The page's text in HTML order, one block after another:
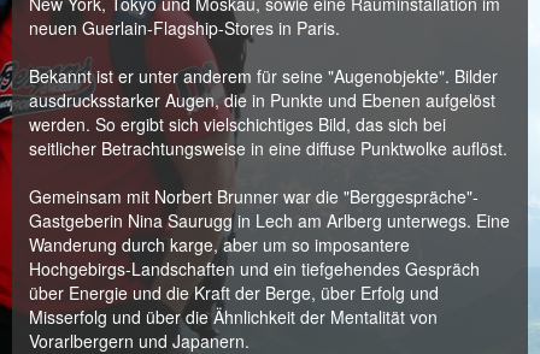
neuen Guerlain-Flagship-Stores in Paris.
Bekannt ist er unter anderem für seine "Augenobjekte". Bilder
ausdrucksstarker Augen, die in Punkte und Ebenen aufgelöst
werden. So ergibt sich vielschichtiges Bild, das sich bei
seitlicher Betrachtungsweise in eine diffuse Punktwolke auflöst.
Gemeinsam mit Norbert Brunner war die "Berggespräche"-
Gastgeberin Nina Saurugg in Lech am Arlberg unterwegs. Eine
Wanderung durch karge, aber um so imposantere
Hochgebirgs-Landschaften und ein tiefgehendes Gespräch
über Energie und die Kraft der Berge, über Erfolg und
Misserfolg und über die Ähnlichkeit der Mentalität von
Vorarlbergern und Japanern.